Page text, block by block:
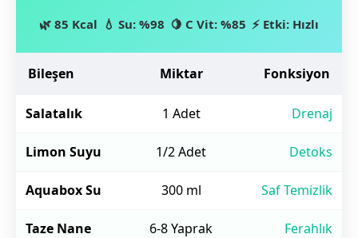
🌿 85 Kcal 💧 Su: %98 🍋 C Vit: %85 ⚡ Etki: Hızlı
Bileşen Miktar Fonksiyon
Salatalık 1 Adet Drenaj
Limon Suyu 1/2 Adet Detoks
Aquabox Su 300 ml Saf Temizlik
Taze Nane 6-8 Yaprak Ferahlık